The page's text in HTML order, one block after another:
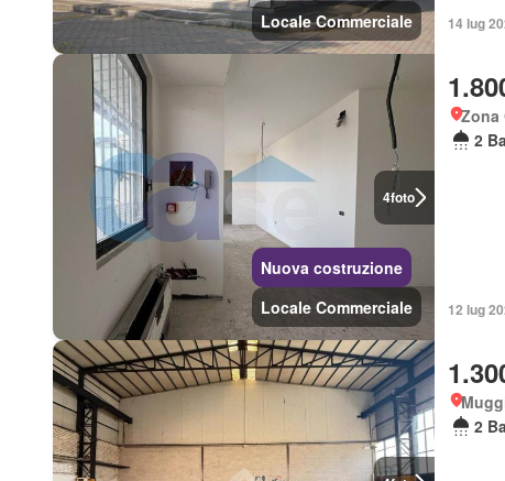
Locale Commerciale 14 lug
4foto
Nuova costruzione
Locale Commerciale
Zona
2
12 lug
2